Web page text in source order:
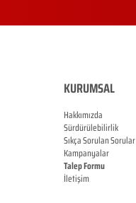
KURUMSAL
Hakkımızda
Sürdürülebilirlik
Sıkça Sorulan Sorular
Kampanyalar
Talep Formu
İletişim